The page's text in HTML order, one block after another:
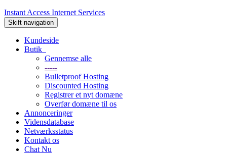
Instant Access Internet Services
Skift navigation
Kundeside
Butik
Gennemse alle
-----
Bulletproof Hosting
Discounted Hosting
Registrer et nyt domæne
Overfør domæne til os
Annonceringer
Vidensdatabase
Netværksstatus
Kontakt os
Chat Nu